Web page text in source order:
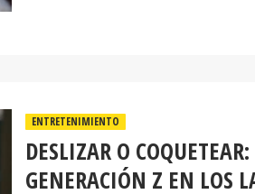
DESLIZAR O COQUETEAR:
GENERACIÓN Z EN LOS
CITAS ONLINE